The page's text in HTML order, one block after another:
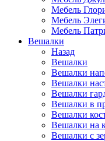
Мебель
Мебель
Мебель
Вешалки
Назад
Вешалки
Вешалки
Вешалки
Вешалки
Вешалки в
Вешалки
Вешалки на
Вешалки с